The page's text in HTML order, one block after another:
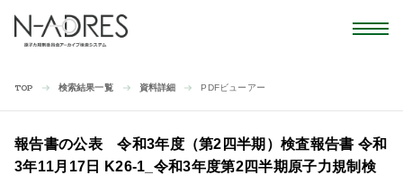
TOP 検索結果一覧 資料詳細 PDFビューアー
報告書の公表 令和3年度（第2四半期）検査報告書 令和
3年11月17日 K26-1_令和3年度第2四半期原子力規制検